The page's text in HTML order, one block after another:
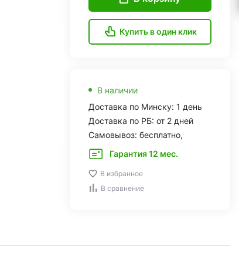
Купить в один клик
В наличии
Доставка по Минску: 1 день
Доставка по РБ: от 2 дней
Самовывоз: бесплатно,
Гарантия 12 мес.
В избранное
В сравнение